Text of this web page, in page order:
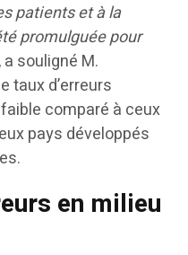
patients et à la
promulguée pour
a souligné M.
taux d’erreurs
comparé à ceux
pays développés
en milieu